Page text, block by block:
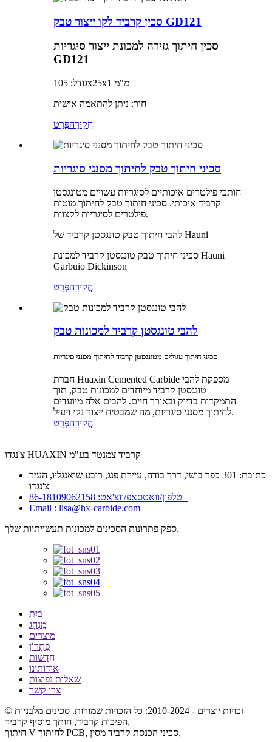
סכין קרביד לקו ייצור טבק GD121
סכין חיתוך גזירה למכונת ייצור סיגריות
GD121
גודל: 105x25x1 מ"מ
חור: ניתן להתאמה אישית
חֲקִירָהפְּרָט
סכיני חיתוך טבק לחיתוך מסנני סיגריות
חותכי פילטרים איכותיים לסיגריות עשויים מטונגסטן
קרביד איכותי. סכיני חיתוך טבק לחיתוך מוטות
פילטרים לסיגריות לקצוות.
להבי חיתוך טבק טונגסטן קרביד של Hauni
סכיני חיתוך טבק טונגסטן קרביד למכונת Hauni
Garbuio Dickinson
חֲקִירָהפְּרָט
להבי טונגסטן קרביד למכונות טבק
סכיני חיתוך עגולים מטונגסטן קרביד לחיתוך מסנני סיגריות
חברת Huaxin Cemented Carbide מספקת להבי
טונגסטן קרביד מיוחדים למכונות טבק, תוך
התמקדות בדיוק ובאורך חיים. להבים אלה מיועדים
לחיתוך מסנני סיגריות, מה שמבטיח ייצור נקי ויעיל.
חֲקִירָהפְּרָט
צ'נגדו HUAXIN קרביד צמנטד בע"מ
כתובת: 301 כפר בושי, דרך בודה, עיירת פנג, רובע שואנגליו, העיר
צ'נגדו
טלפון/וואטסאפ/ווצ'אט: 86-18109062158+
Email : lisa@hx-carbide.com
ספק פתרונות הסכינים למכונות תעשייתיות שלך.
בַּיִת
מִנְהָג
מוצרים
פִּתָרוֹן
חֲדָשׁוֹת
אודותינו
שאלות נפוצות
צרו קשר
© זכויות יוצרים - 2010-2024: כל הזכויות שמורות. סכינים מלבניות
הפיכות קרביד, חותך מוסיף קרביד,
חיתוך V לחיתוך PCB, סכיני הכנסת קרביד מסין,